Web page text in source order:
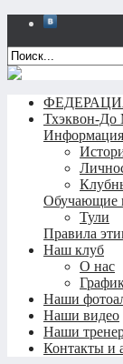
Тхэквон-
Информация
Обучающие
Тули
Правила
Наш клуб
О нас
Наши
Наши видео
Наши
Контакты и